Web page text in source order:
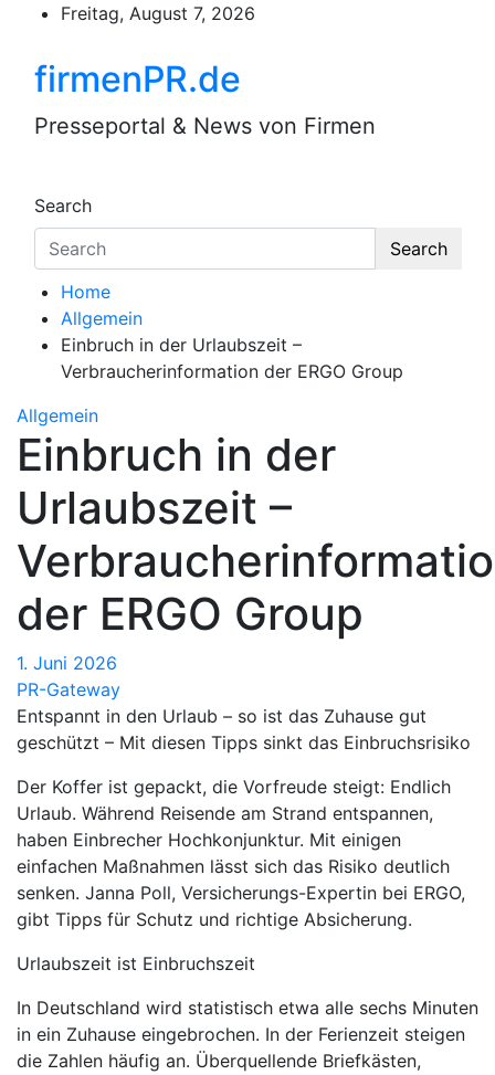
content
Freitag, August 7, 2026
firmenPR.de
Presseportal & News von Firmen
Search
Search
Home
Allgemein
Einbruch in der Urlaubszeit –
Verbraucherinformation der ERGO Group
Allgemein
Einbruch in der
Urlaubszeit –
der ERGO Group
1. Juni 2026
PR-Gateway
Entspannt in den Urlaub – so ist das Zuhause gut
geschützt – Mit diesen Tipps sinkt das Einbruchsrisiko
Der Koffer ist gepackt, die Vorfreude steigt: Endlich
Urlaub. Während Reisende am Strand entspannen,
haben Einbrecher Hochkonjunktur. Mit einigen
einfachen Maßnahmen lässt sich das Risiko deutlich
senken. Janna Poll, Versicherungs-Expertin bei ERGO,
gibt Tipps für Schutz und richtige Absicherung.
Urlaubszeit ist Einbruchszeit
In Deutschland wird statistisch etwa alle sechs Minuten
in ein Zuhause eingebrochen. In der Ferienzeit steigen
die Zahlen häufig an. Überquellende Briefkästen,